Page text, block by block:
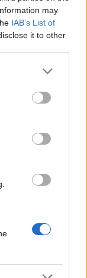
may
IAB’s List of
it to other
more Google
may click to
party tags to
below Google
με γιοτ
έξω
τράβηξα
με έκανε να
χτύπησε σε
να
ήταν
κάτι
στην
άκουσε έναν